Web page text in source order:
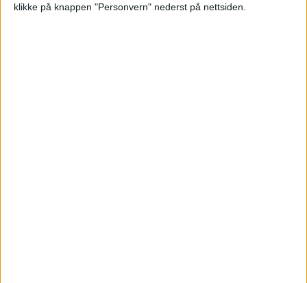
klikke på knappen "Personvern" nederst på nettsiden.